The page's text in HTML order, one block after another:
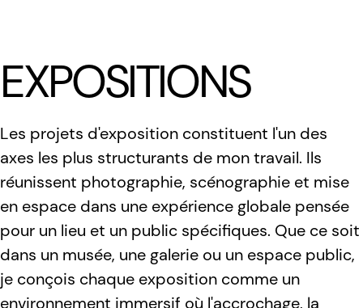
EXPOSITIONS
Les projets d'exposition constituent l'un des
axes les plus structurants de mon travail. Ils
réunissent photographie, scénographie et mise
en espace dans une expérience globale pensée
pour un lieu et un public spécifiques. Que ce soit
dans un musée, une galerie ou un espace public,
je conçois chaque exposition comme un
environnement immersif où l'accrochage, la